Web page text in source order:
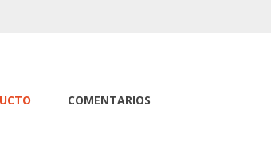
COMENTARIOS